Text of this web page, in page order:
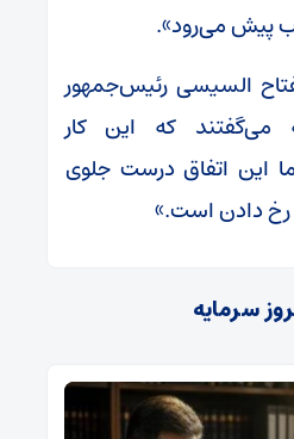
پیش می‌رود».
السیسی رئیس‌جمهور
که این کار
این اتفاق درست جلوی
دادن است.»
سرمایه